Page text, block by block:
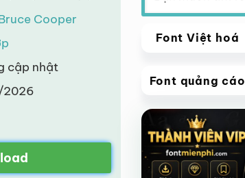
Cooper
cập nhật
2026
Font Việt hoá
Font quảng cáo
Giảm giá!